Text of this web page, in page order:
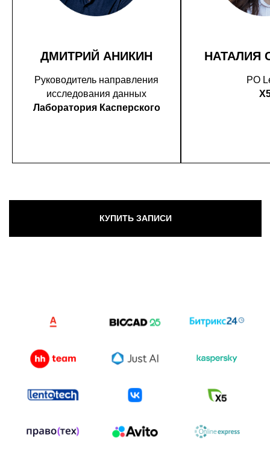
ДМИТРИЙ АНИКИН
Руководитель направления
исследования данных
Лаборатория Касперского
НАТАЛИЯ
PO